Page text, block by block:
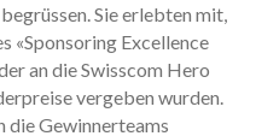
Sie erlebten mit,
«Sponsoring Excellence
an die Swisscom Hero
vergeben wurden.
die Gewinnerteams